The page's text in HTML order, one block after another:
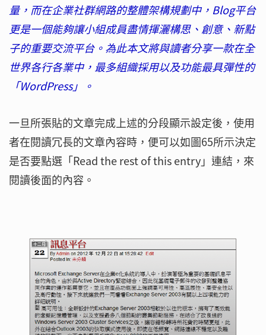
量，而在企業社群網路的整體架構規劃中，Blog平台
更是一個能夠讓小組成員盡情揮灑構思、創意、新點
子的重要交流平台。為此本文將與讀者分享一款在全
世界各行各業中，最多組織採用以及功能最具彈性的
「WordPress」。
一旦所張貼的文章完成上述的分段顯示設定後，使用
者在閱讀冗長的文章內容時，便可以如圖65所示決定
是否要點選「Read the rest of this entry」連結，來
閱讀後面的內容。